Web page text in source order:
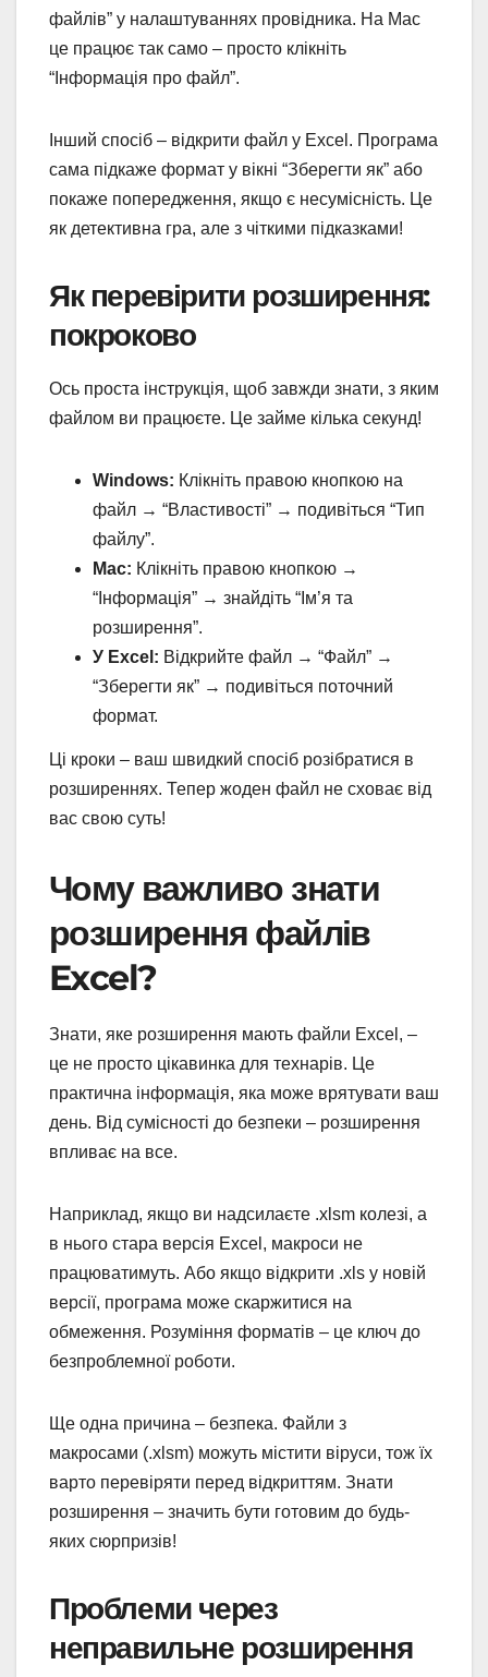
файлів” у налаштуваннях провідника. На Mac
це працює так само – просто клікніть
“Інформація про файл”.
Інший спосіб – відкрити файл у Excel. Програма
сама підкаже формат у вікні “Зберегти як” або
покаже попередження, якщо є несумісність. Це
як детективна гра, але з чіткими підказками!
Як перевірити розширення:
покроково
Ось проста інструкція, щоб завжди знати, з яким
файлом ви працюєте. Це займе кілька секунд!
Windows: Клікніть правою кнопкою на
файл → “Властивості” → подивіться “Тип
файлу”.
Mac: Клікніть правою кнопкою →
“Інформація” → знайдіть “Ім’я та
розширення”.
У Excel: Відкрийте файл → “Файл” →
“Зберегти як” → подивіться поточний
формат.
Ці кроки – ваш швидкий спосіб розібратися в
розширеннях. Тепер жоден файл не сховає від
вас свою суть!
Чому важливо знати
розширення файлів
Excel?
Знати, яке розширення мають файли Excel, –
це не просто цікавинка для технарів. Це
практична інформація, яка може врятувати ваш
день. Від сумісності до безпеки – розширення
впливає на все.
Наприклад, якщо ви надсилаєте .xlsm колезі, а
в нього стара версія Excel, макроси не
працюватимуть. Або якщо відкрити .xls у новій
версії, програма може скаржитися на
обмеження. Розуміння форматів – це ключ до
безпроблемної роботи.
Ще одна причина – безпека. Файли з
макросами (.xlsm) можуть містити віруси, тож їх
варто перевіряти перед відкриттям. Знати
розширення – значить бути готовим до будь-
яких сюрпризів!
Проблеми через
неправильне розширення